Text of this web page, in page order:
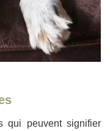
qui peuvent signifier